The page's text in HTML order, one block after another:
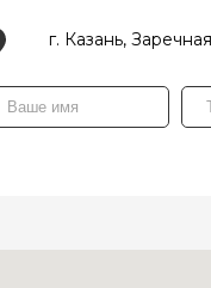
г. Казань, Заречная